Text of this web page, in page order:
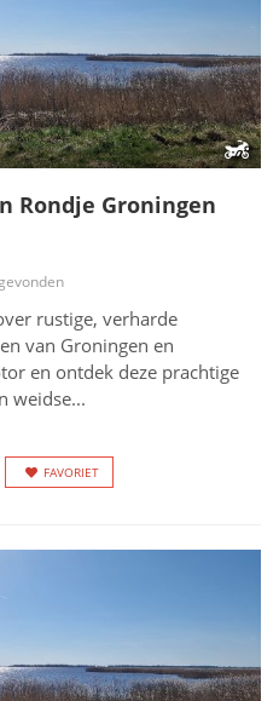
Rondje Groningen
rustige, verharde
van Groningen en
en ontdek deze prachtige
weidse...
FAVORIET